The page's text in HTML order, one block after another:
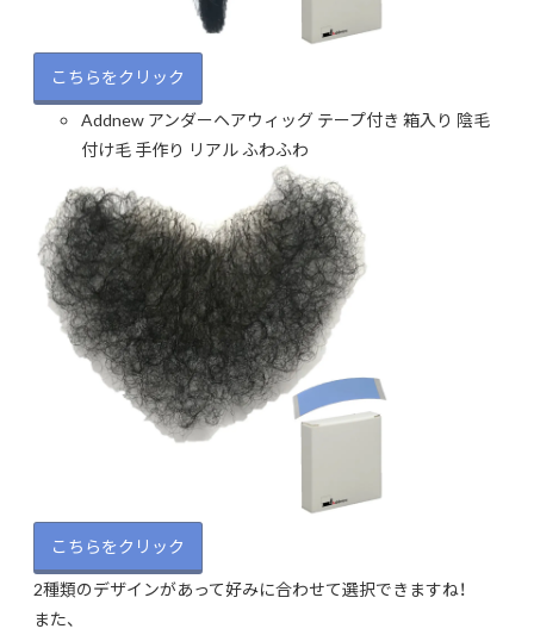
こちらをクリック
Addnew アンダーヘアウィッグ テープ付き 箱入り 陰毛
付け毛 手作り リアル ふわふわ
こちらをクリック
2種類のデザインがあって好みに合わせて選択できますね！
また、